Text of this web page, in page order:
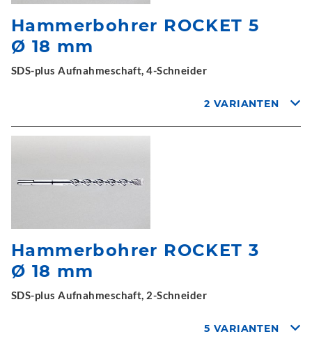
Hammerbohrer ROCKET 5
Ø 18 mm
SDS-plus Aufnahmeschaft, 4-Schneider
2 VARIANTEN
Hammerbohrer ROCKET 3
Ø 18 mm
SDS-plus Aufnahmeschaft, 2-Schneider
5 VARIANTEN